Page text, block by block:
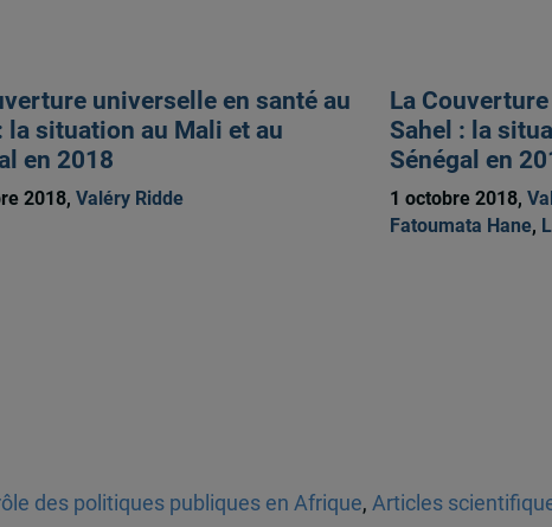
universelle en santé au
la situation au Mali et au
en 2018
2018, Valéry Ridde
La
Sahel : la
Sénégal en
1 octobre 2018,
Fatoumata Hane,
des politiques publiques en Afrique, Articles